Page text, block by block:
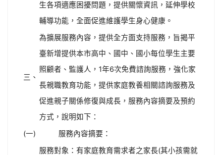
生各項適應困擾問題，提供關懷資訊，延伸學校
輔導功能，全面促進維護學生身心健康。
三、
為擴展服務內容，提供全方面支持服務，旨揭平
臺新增提供本市高中、國中、國小每位學生主要
照顧者、監護人，1年6次免費諮詢服務，強化家
長親職教育功能，提供家庭教養相關諮詢服務及
促進親子關係修復與成長，服務內容摘要及預約
方式，說明如下：
(一)
服務內容摘要：
服務對象：有家庭教育需求者之家長(其小孩需就